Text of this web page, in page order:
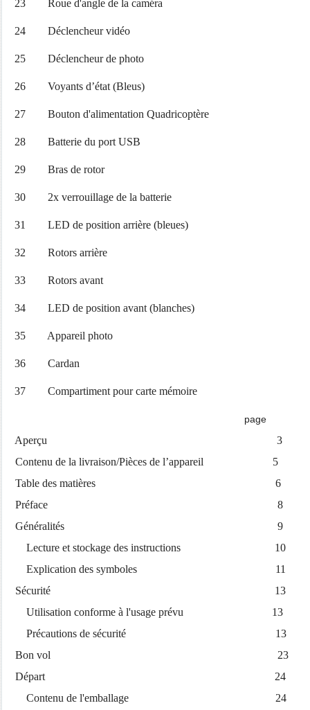
23 Roue d'angle de la caméra
24 Déclencheur vidéo
25 Déclencheur de photo
26 Voyants d’état (Bleus)
27 Bouton d'alimentation Quadricoptère
28 Batterie du port USB
29 Bras de rotor
30 2x verrouillage de la batterie
31 LED de position arrière (bleues)
32 Rotors arrière
33 Rotors avant
34 LED de position avant (blanches)
35 Appareil photo
36 Cardan
37 Compartiment pour carte mémoire
page
Aperçu
Contenu de la livraison/Pièces de l’appareil 5
Table des matières 6
Préface 8
Généralités 9
Lecture et stockage des instructions 10
Explication des symboles 11
Sécurité 13
Utilisation conforme à l'usage prévu 13
Précautions de sécurité 13
Bon vol 23
Départ 24
Contenu de l'emballage 24